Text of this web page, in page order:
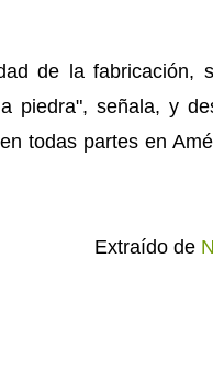
de la fabricación,
piedra", señala, y
todas partes en
Extraído de